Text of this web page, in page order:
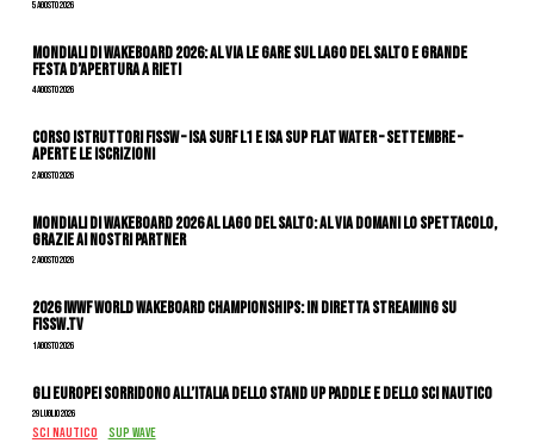
5 Agosto 2026
Mondiali di Wakeboard 2026: al via le gare sul Lago del Salto e grande
festa d’apertura a Rieti
4 Agosto 2026
CORSO ISTRUTTORI FISSW – ISA SURF L1 e ISA SUP Flat Water – SETTEMBRE –
APERTE LE ISCRIZIONI
2 Agosto 2026
Mondiali di Wakeboard 2026 al Lago del Salto: al via domani lo spettacolo,
grazie ai nostri Partner
2 Agosto 2026
2026 IWWF WORLD WAKEBOARD CHAMPIONSHIPS: IN DIRETTA STREAMING SU
FISSW.TV
1 Agosto 2026
Gli Europei sorridono all’Italia dello stand up paddle e dello sci nautico
29 Luglio 2026
SCI NAUTICO SUP WAVE